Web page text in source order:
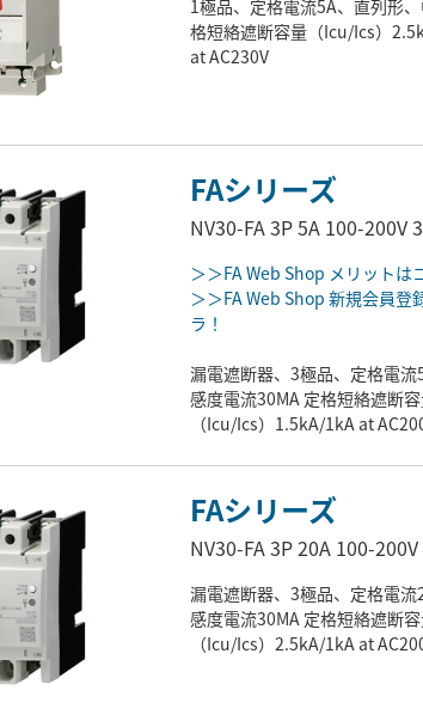
1極品、定格電流5A、直列形
格短絡遮断容量（Icu/Ics）
at AC230V
FAシリーズ
NV30-FA 3P 5A 100-200V
＞＞FA Web Shop メリットは
＞＞FA Web Shop 新規会員登
ラ！
漏電遮断器、3極品、定格電流
感度電流30MA 定格短絡遮断
（Icu/Ics）1.5kA/1kA at
FAシリーズ
NV30-FA 3P 20A 100-
漏電遮断器、3極品、定格電流
感度電流30MA 定格短絡遮断
（Icu/Ics）2.5kA/1kA at